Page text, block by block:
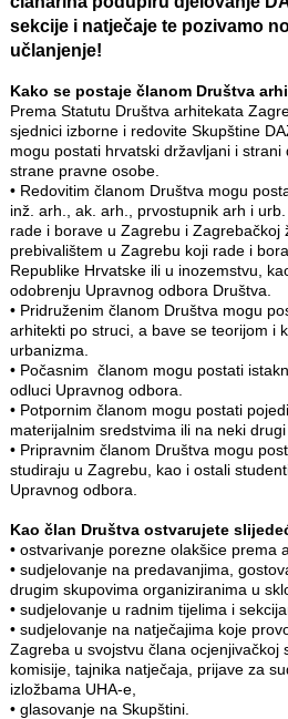
sekcije i natječaje te pozivamo
učlanjenje!
Kako se postaje članom Društva
Prema Statutu Društva arhitekata
sjednici izborne i redovite Skupštine
mogu postati hrvatski državljani i
strane pravne osobe.
• Redovitim članom Društva mogu
inž. arh., ak. arh., prvostupnik arh i
rade i borave u Zagrebu i Zagrebačkoj
prebivalištem u Zagrebu koji rade i
Republike Hrvatske ili u inozemstvu,
odobrenju Upravnog odbora Društva.
• Pridruženim članom Društva mogu
arhitekti po struci, a bave se teorijom i
urbanizma.
• Počasnim članom mogu postati
odluci Upravnog odbora.
• Potpornim članom mogu postati
materijalnim sredstvima ili na neki
• Pripravnim članom Društva mogu
studiraju u Zagrebu, kao i ostali
Upravnog odbora.
Kao član Društva ostvarujete
• ostvarivanje porezne olakšice prema
• sudjelovanje na predavanjima,
drugim skupovima organiziranima u
• sudjelovanje u radnim tijelima i
• sudjelovanje na natječajima koje
Zagreba u svojstvu člana ocjenjivačkoj
komisije, tajnika natječaja, prijave za
izložbama UHA-e,
• glasovanje na Skupštini.